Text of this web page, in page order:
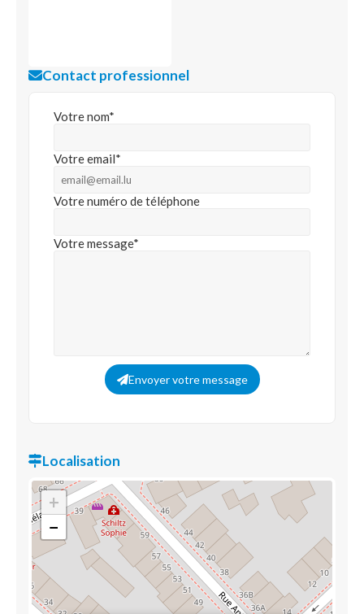
Contact professionnel
Votre nom*
Votre email*
Votre numéro de téléphone
Votre message*
Envoyer votre message
Localisation
+
−